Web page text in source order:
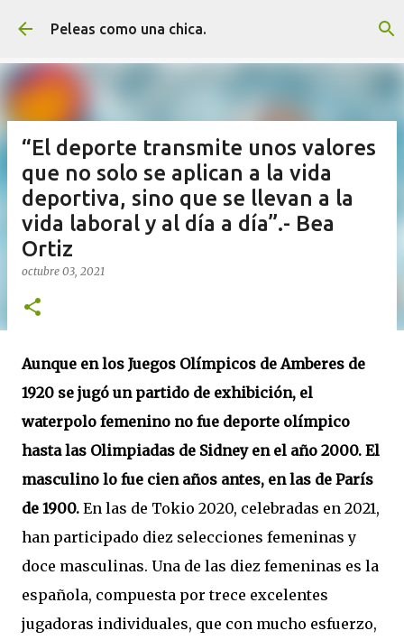
Ir al contenido principal
Peleas como una chica.
“El deporte transmite unos valores
que no solo se aplican a la vida
deportiva, sino que se llevan a la
vida laboral y al día a día”.- Bea
Ortiz
octubre 03, 2021
Aunque en los Juegos Olímpicos de Amberes de
1920 se jugó un partido de exhibición, el
waterpolo femenino no fue deporte olímpico
hasta las Olimpiadas de Sidney en el año 2000. El
masculino lo fue cien años antes, en las de París
de 1900. En las de Tokio 2020, celebradas en 2021,
han participado diez selecciones femeninas y
doce masculinas. Una de las diez femeninas es la
española, compuesta por trece excelentes
jugadoras individuales, que con mucho esfuerzo,